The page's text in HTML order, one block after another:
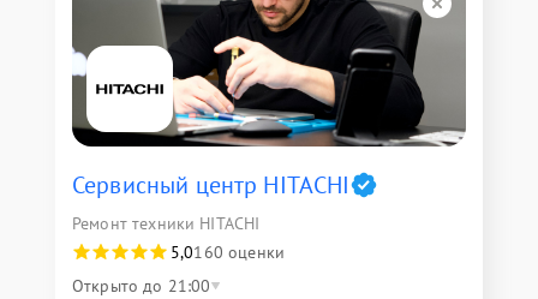
Сервисный центр HITACHI
Ремонт техники HITACHI
5,0160 оценки
Открыто до 21:00